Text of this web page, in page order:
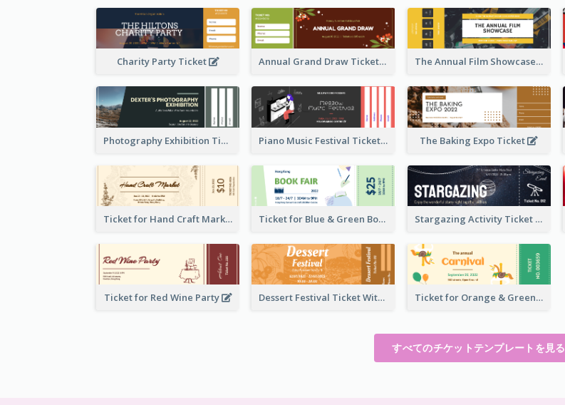
Charity Party Ticket Annual Grand Draw Ticket The Annual Film Showcase Ticket
Photography Exhibition Ticket Piano Music Festival Ticket The Baking Expo Ticket
Ticket for Hand Craft Market Ticket for Blue & Green Book Fair Stargazing Activity Ticket
Ticket for Red Wine Party Dessert Festival Ticket With Details Ticket for Orange & Green Carnival
すべてのチケットテンプレートを見る